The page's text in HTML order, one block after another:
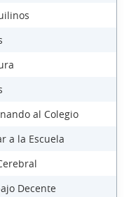
al Colegio
a la Escuela
Decente